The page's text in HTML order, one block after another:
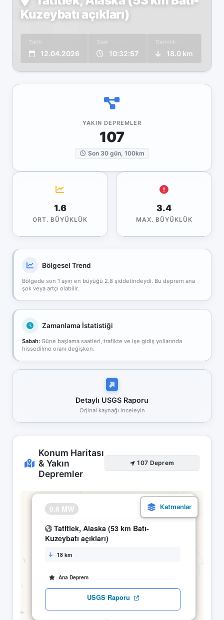
Kuzeybatı açıkları)
Tarih
12.04.2026
Saat
10:32:57
Derinlik
18.0 km
YAKIN DEPREMLER
107
Son 30 gün, 100km
1.6
ORT. BÜYÜKLÜK
3.4
MAX. BÜYÜKLÜK
Bölgesel Trend
Bölgede son 1 ayın en büyüğü 2.8 şiddetindeydi. Bu deprem ana
şok veya artçı olabilir.
Zamanlama İstatistiği
Sabah: Güne başlama saatleri, trafikte ve işe gidiş yollarında
hissedilme oranı değişken.
Detaylı USGS Raporu
Orjinal kaynağı inceleyin
Konum Haritası
& Yakın
Depremler
107 Deprem
0.6 MW 12.04 10:32
Tatitlek, Alaska (53 km Batı-
Kuzeybatı açıkları)
18 km
Ana Deprem
USGS Raporu
×